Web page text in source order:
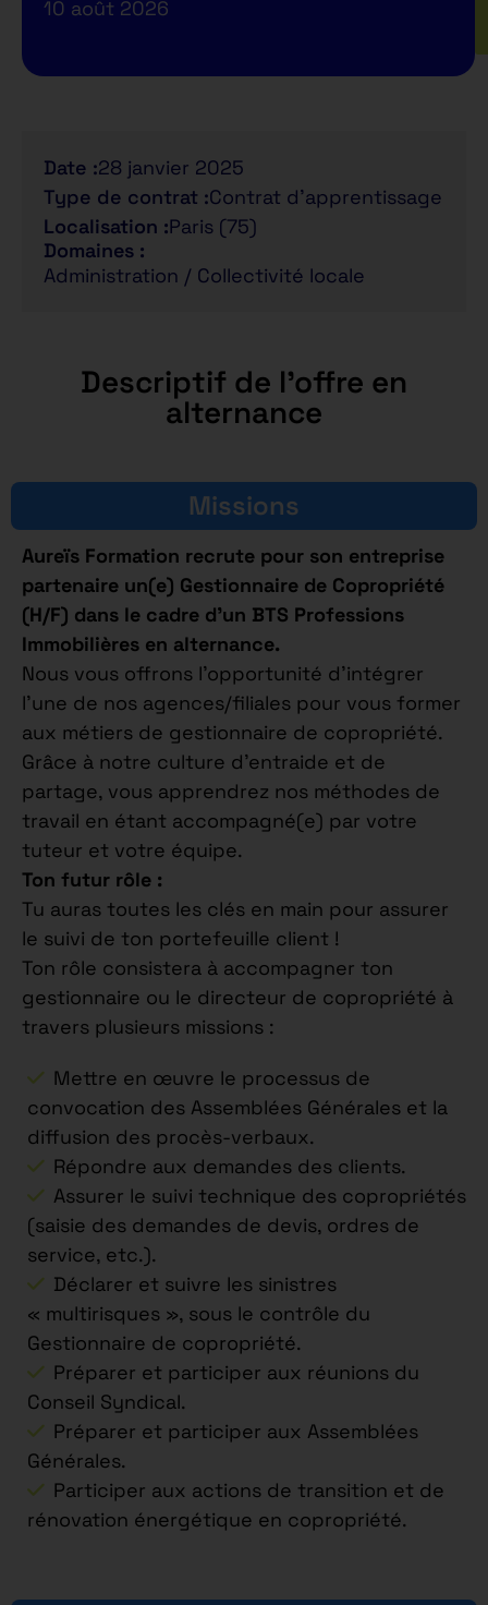
10 août 2026
Date :28 janvier 2025
Type de contrat :Contrat d'apprentissage
Localisation :Paris (75)
Domaines :
Administration / Collectivité locale
Descriptif de l'offre en
alternance
Missions
Aureïs Formation recrute pour son entreprise
partenaire un(e) Gestionnaire de Copropriété
(H/F) dans le cadre d’un BTS Professions
Immobilières en alternance.
Nous vous offrons l’opportunité d’intégrer
l’une de nos agences/filiales pour vous former
aux métiers de gestionnaire de copropriété.
Grâce à notre culture d’entraide et de
partage, vous apprendrez nos méthodes de
travail en étant accompagné(e) par votre
tuteur et votre équipe.
Ton futur rôle :
Tu auras toutes les clés en main pour assurer
le suivi de ton portefeuille client !
Ton rôle consistera à accompagner ton
gestionnaire ou le directeur de copropriété à
travers plusieurs missions :
Mettre en œuvre le processus de
convocation des Assemblées Générales et la
diffusion des procès-verbaux.
Répondre aux demandes des clients.
Assurer le suivi technique des copropriétés
(saisie des demandes de devis, ordres de
service, etc.).
Déclarer et suivre les sinistres
« multirisques », sous le contrôle du
Gestionnaire de copropriété.
Préparer et participer aux réunions du
Conseil Syndical.
Préparer et participer aux Assemblées
Générales.
Participer aux actions de transition et de
rénovation énergétique en copropriété.